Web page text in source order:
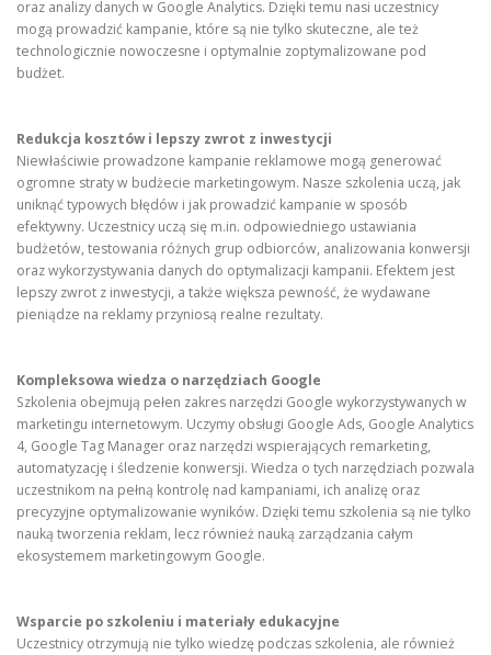
oraz analizy danych w Google Analytics. Dzięki temu nasi uczestnicy
mogą prowadzić kampanie, które są nie tylko skuteczne, ale też
technologicznie nowoczesne i optymalnie zoptymalizowane pod
budżet.
Redukcja kosztów i lepszy zwrot z inwestycji
Niewłaściwie prowadzone kampanie reklamowe mogą generować
ogromne straty w budżecie marketingowym. Nasze szkolenia uczą, jak
uniknąć typowych błędów i jak prowadzić kampanie w sposób
efektywny. Uczestnicy uczą się m.in. odpowiedniego ustawiania
budżetów, testowania różnych grup odbiorców, analizowania konwersji
oraz wykorzystywania danych do optymalizacji kampanii. Efektem jest
lepszy zwrot z inwestycji, a także większa pewność, że wydawane
pieniądze na reklamy przyniosą realne rezultaty.
Kompleksowa wiedza o narzędziach Google
Szkolenia obejmują pełen zakres narzędzi Google wykorzystywanych w
marketingu internetowym. Uczymy obsługi Google Ads, Google Analytics
4, Google Tag Manager oraz narzędzi wspierających remarketing,
automatyzację i śledzenie konwersji. Wiedza o tych narzędziach pozwala
uczestnikom na pełną kontrolę nad kampaniami, ich analizę oraz
precyzyjne optymalizowanie wyników. Dzięki temu szkolenia są nie tylko
nauką tworzenia reklam, lecz również nauką zarządzania całym
ekosystemem marketingowym Google.
Wsparcie po szkoleniu i materiały edukacyjne
Uczestnicy otrzymują nie tylko wiedzę podczas szkolenia, ale również